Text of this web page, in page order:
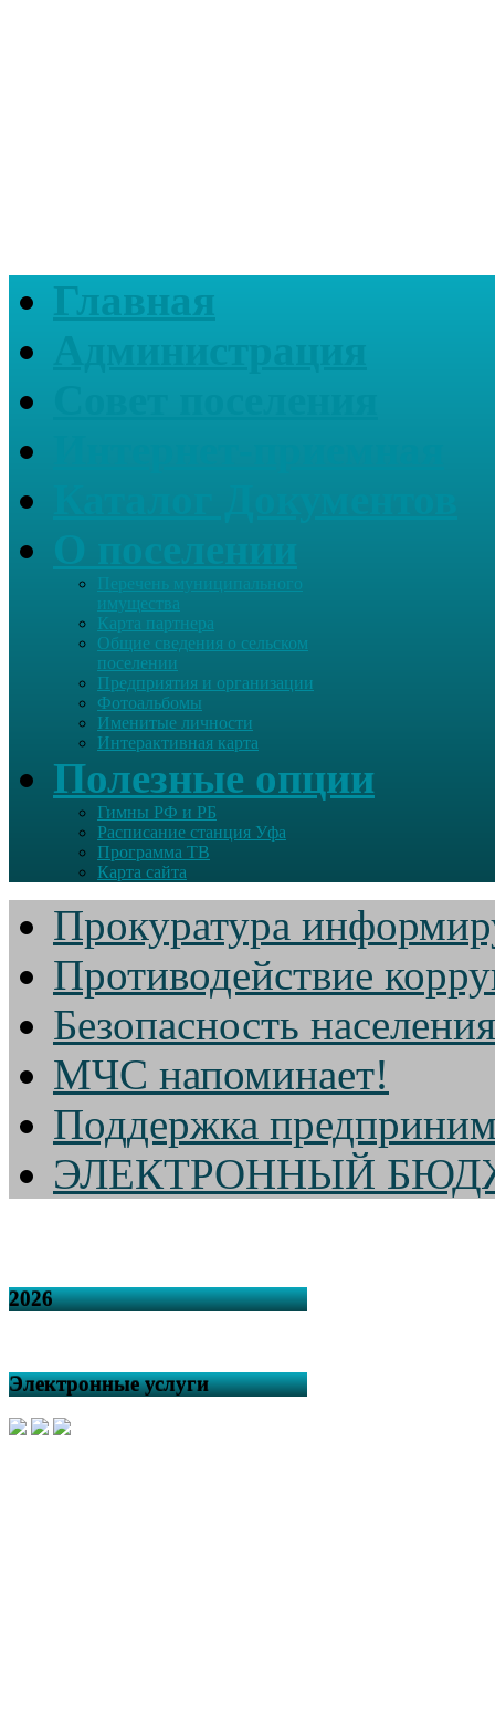
Главная
Перечень муниципального
имущества
Карта партнера
Общие сведения о сельском
поселении
Предприятия и организации
Фотоальбомы
Именитые личности
Интерактивная карта
Полезные опции
Гимны РФ и РБ
Расписание станция Уфа
Программа ТВ
Карта сайта
Прокуратура
Противодействие
Безопасность населения
МЧС напоминает!
Поддержка
ЭЛЕКТРОННЫЙ
2026
Электронные услуги